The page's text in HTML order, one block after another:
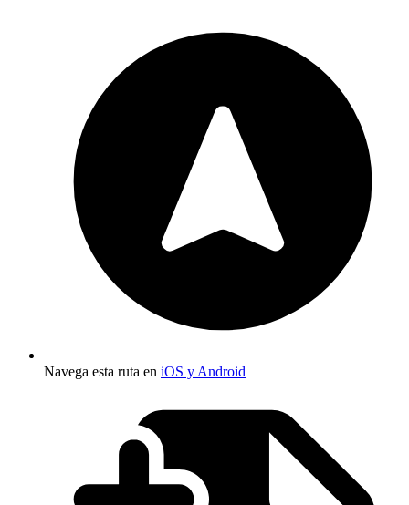
Navega esta ruta en iOS y Android